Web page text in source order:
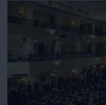
Unidos. Ferrenho do
teoria da evolução,
no Estado de Indiana,
do uso de preservativo –
– adepto do “tratamento
Pence dirige uma “task-
COVID-19. E a fotografia
grupo na Casa Branca
para que o mal do